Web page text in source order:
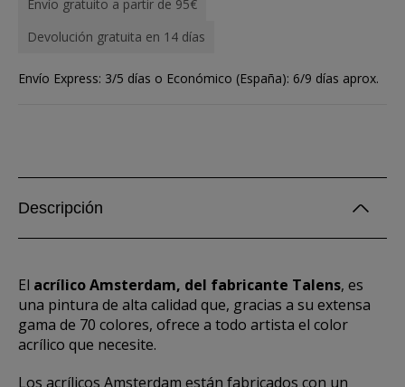
Envío gratuito a partir de 95€
Devolución gratuita en 14 días
Envío Express: 3/5 días o Económico (España): 6/9 días aprox.
Descripción
El acrílico Amsterdam, del fabricante Talens, es
una pintura de alta calidad que, gracias a su extensa
gama de 70 colores, ofrece a todo artista el color
acrílico que necesite.
Los acrílicos Amsterdam están fabricados con un